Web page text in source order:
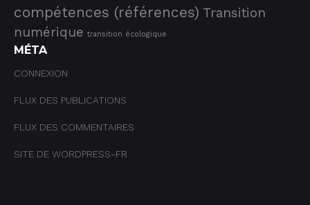
compétences (références) Transition
numérique transition écologique
MÉTA
CONNEXION
FLUX DES PUBLICATIONS
FLUX DES COMMENTAIRES
SITE DE WORDPRESS-FR